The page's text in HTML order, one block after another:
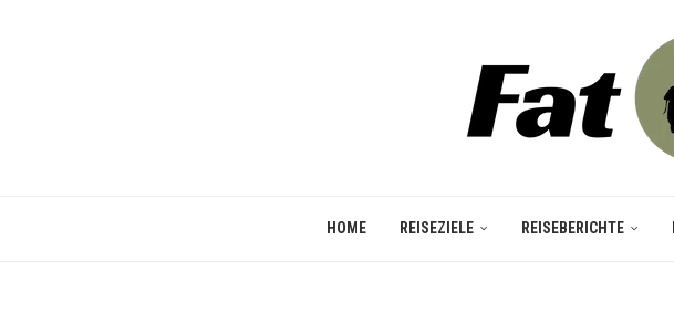
HOME REISEZIELE REISEBERICHTE